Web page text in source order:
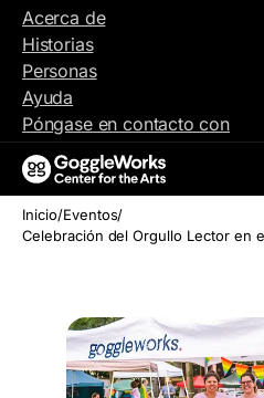
contenido
Acerca de
Historias
Personas
Ayuda
Póngase en contacto con
Inicio/Eventos/
Celebración del Orgullo Lector en